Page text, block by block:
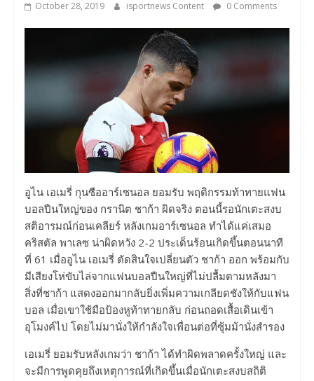
October 28, 2019 isportnews Content 0 Comments
อูไน เอเมรี่ กุนซืออาร์เซนอล ยอมรับ พฤติกรรมท้าทายแฟน
บอลปืนใหญ่ของ กรานิต ชาก้า ผิดจริง ตอนนี้รอนักเตะสงบ
สติอารมณ์ก่อนเคลียร์ หลังเกมอาร์เซนอล ทำได้แค่เสมอ
คริสตัล พาเลซ น่าผิดหวัง 2-2 ประเด็นร้อนเกิดขึ้นตอนนาที
ที่ 61 เมื่ออูไน เอเมรี่ ตัดสินใจเปลี่ยนตัว ชาก้า ออก พร้อมกับ
มีเสียงโห่ขับไล่จากแฟนบอลปืนใหญ่ที่ไม่ปลื้มตามหลังมา
สิ่งที่ชาก้า แสดงออกมากลับยิ่งเพิ่มความเกลียดชังให้กับแฟน
บอล เมื่อเขาใช้มือป้องหูท้าทายกลับ ก่อนถอดเสื้อเดินเข้า
อุโมงค์ไป โดยไม่มานั่งให้กำลังใจเพื่อนต่อที่ซุ้มม้านั่งสำรอง
เอเมรี่ ยอมรับหลังเกมว่า ชาก้า ได้ทำผิดพลาดครั้งใหญ่ และ
จะมีการพูดคุยถึงเหตุการณ์ที่เกิดขึ้นเมื่อนักเตะสงบสถิติ